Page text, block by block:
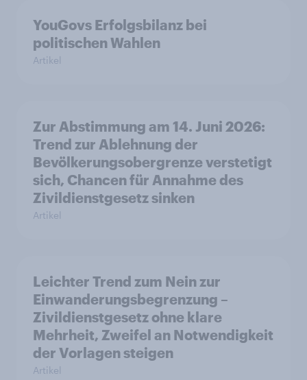
YouGovs Erfolgsbilanz bei
politischen Wahlen
Artikel
Zur Abstimmung am 14. Juni 2026:
Trend zur Ablehnung der
Bevölkerungsobergrenze verstetigt
sich, Chancen für Annahme des
Zivildienstgesetz sinken
Artikel
Leichter Trend zum Nein zur
Einwanderungsbegrenzung –
Zivildienstgesetz ohne klare
Mehrheit, Zweifel an Notwendigkeit
der Vorlagen steigen
Artikel